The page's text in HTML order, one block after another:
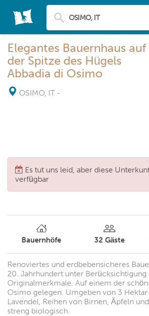
Elegantes Bauernhaus auf
der Spitze des Hügels
Abbadia di Osimo
OSIMO, IT -
Es tut uns leid, aber diese
verfügbar
Bauernhöfe 32 Gäste
Renoviertes und erdbebensicheres
20. Jahrhundert unter Berücksichtigung
Originalmerkmale. Auf einem der
Osimo gelegen. Umgeben von 3 Hektar
Lavendel, Reihen von Birnen, Äpfeln
streng biologisch.